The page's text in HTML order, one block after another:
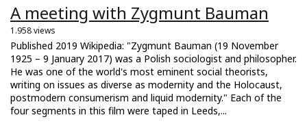
A meeting with Zygmunt Bauman
1.958 views
Published 2019 Wikipedia: "Zygmunt Bauman (19 November
1925 – 9 January 2017) was a Polish sociologist and philosopher.
He was one of the world's most eminent social theorists,
writing on issues as diverse as modernity and the Holocaust,
postmodern consumerism and liquid modernity." Each of the
four segments in this film were taped in Leeds,...